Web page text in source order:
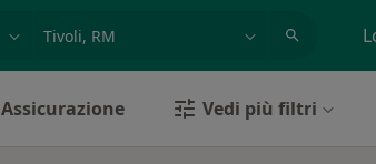
Assicurazione Vedi più filtri